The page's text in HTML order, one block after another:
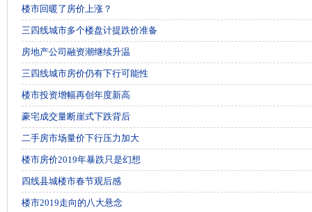
楼市回暖了房价上涨？
三四线城市多个楼盘计提跌价准备
房地产公司融资潮继续升温
三四线城市房价仍有下行可能性
楼市投资增幅再创年度新高
豪宅成交量断崖式下跌背后
二手房市场量价下行压力加大
楼市房价2019年暴跌只是幻想
四线县城楼市春节观后感
楼市2019走向的八大悬念